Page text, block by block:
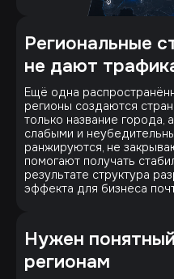
Региональные
не дают
Ещё одна
регионы создаются
только название города,
слабыми и
ранжируются, не
помогают получать
результате структура
эффекта для бизнеса
Нужен
регионам